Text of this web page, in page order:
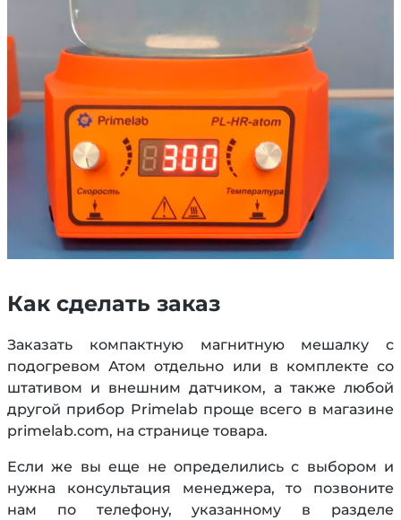
Как сделать заказ
Заказать компактную магнитную мешалку с
подогревом Атом отдельно или в комплекте со
штативом и внешним датчиком, а также любой
другой прибор Primelab проще всего в магазине
primelab.com, на странице товара.
Если же вы еще не определились с выбором и
нужна консультация менеджера, то позвоните
нам по телефону, указанному в разделе